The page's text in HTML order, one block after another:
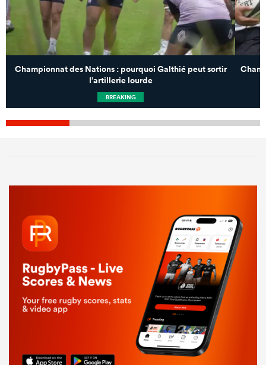
Championnat des Nations : pourquoi Galthié peut sortir
l’artillerie lourde
BREAKING